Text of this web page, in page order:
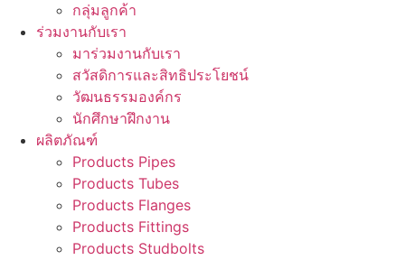
กลุ่มลูกค้า
ร่วมงานกับเรา
มาร่วมงานกับเรา
สวัสดิการและสิทธิประโยชน์
วัฒนธรรมองค์กร
นักศึกษาฝึกงาน
ผลิตภัณฑ์
Products Pipes
Products Tubes
Products Flanges
Products Fittings
Products Studbolts